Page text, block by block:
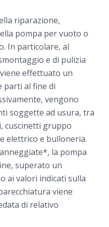
riparazione,
pompa per vuoto o
In particolare, al
e di pulizia
effettuato un
parti al fine di
vengono
soggette ad usura, tra
cuscinetti gruppo
elettrico e bulloneria.
la pompa
superato un
ai valori indicati sulla
viene
di relativo